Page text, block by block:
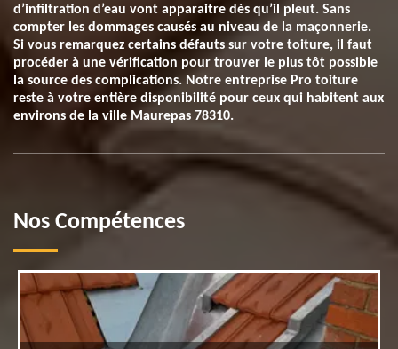
d’infiltration d’eau vont apparaitre dès qu’il pleut. Sans
compter les dommages causés au niveau de la maçonnerie.
Si vous remarquez certains défauts sur votre toiture, il faut
procéder à une vérification pour trouver le plus tôt possible
la source des complications. Notre entreprise Pro toiture
reste à votre entière disponibilité pour ceux qui habitent aux
environs de la ville Maurepas 78310.
Nos Compétences